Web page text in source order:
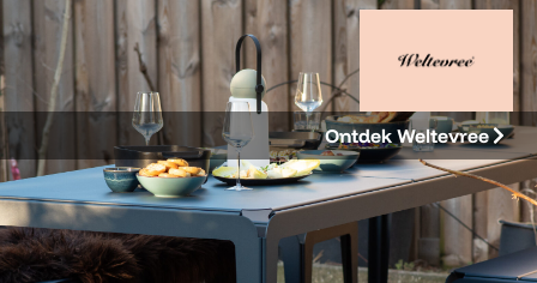
Ontdek Weltevree